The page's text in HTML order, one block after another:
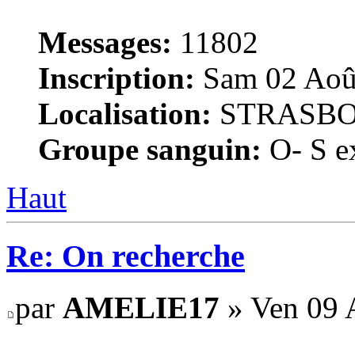
Messages: 11802
Inscription: Sam 02
Localisation:
Groupe sanguin: O- S
Haut
Re: On recherche
par AMELIE17 » Ven 09